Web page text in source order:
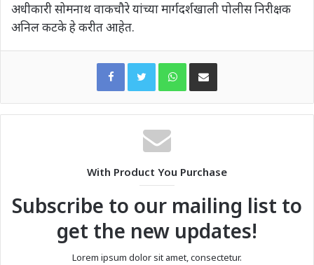
अधीकारी सोमनाथ वाकचौरे यांच्या मार्गदर्शखाली पोलीस निरीक्षक
अनिल कटके हे करीत आहेत.
WhatsAppShare via Email
With Product You Purchase
Subscribe to our mailing list to
get the new updates!
Lorem ipsum dolor sit amet, consectetur.